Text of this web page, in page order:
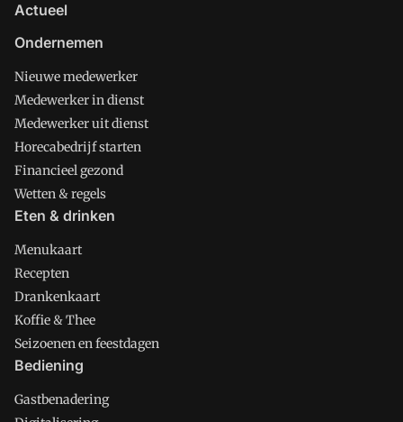
Actueel
Ondernemen
Nieuwe medewerker
Medewerker in dienst
Medewerker uit dienst
Horecabedrijf starten
Financieel gezond
Wetten & regels
Eten & drinken
Menukaart
Recepten
Drankenkaart
Koffie & Thee
Seizoenen en feestdagen
Bediening
Gastbenadering